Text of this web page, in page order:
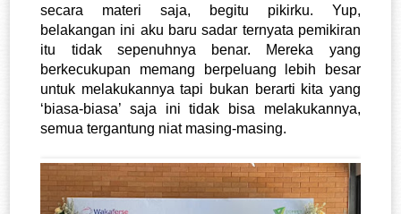
secara materi saja, begitu pikirku. Yup,
belakangan ini aku baru sadar ternyata pemikiran
itu tidak sepenuhnya benar. Mereka yang
berkecukupan memang berpeluang lebih besar
untuk melakukannya tapi bukan berarti kita yang
‘biasa-biasa’ saja ini tidak bisa melakukannya,
semua tergantung niat masing-masing.